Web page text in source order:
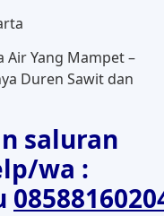
Air Yang Mampet –
Duren Sawit dan
saluran
wa :